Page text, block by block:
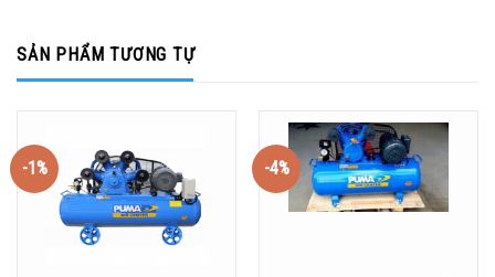
SẢN PHẨM TƯƠNG TỰ
-1% -4%